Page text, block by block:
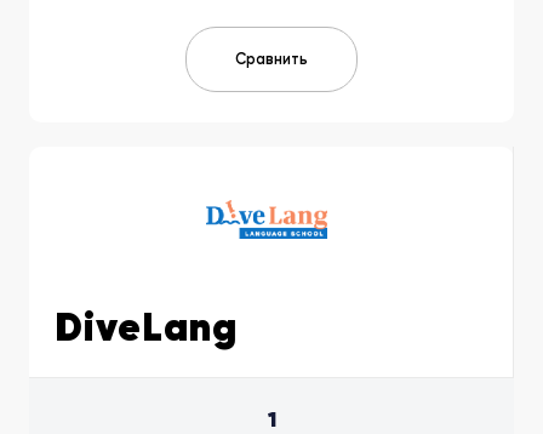
Сравнить
DiveLang
1